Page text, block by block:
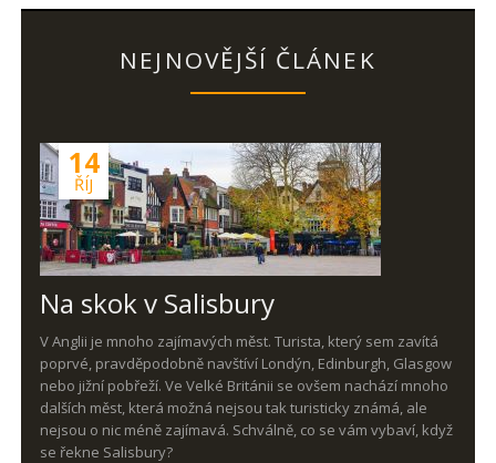
NEJNOVĚJŠÍ ČLÁNEK
14
ŘÍJ
Na skok v Salisbury
V Anglii je mnoho zajímavých měst. Turista, který sem zavítá
poprvé, pravděpodobně navštíví Londýn, Edinburgh, Glasgow
nebo jižní pobřeží. Ve Velké Británii se ovšem nachází mnoho
dalších měst, která možná nejsou tak turisticky známá, ale
nejsou o nic méně zajímavá. Schválně, co se vám vybaví, když
se řekne Salisbury?